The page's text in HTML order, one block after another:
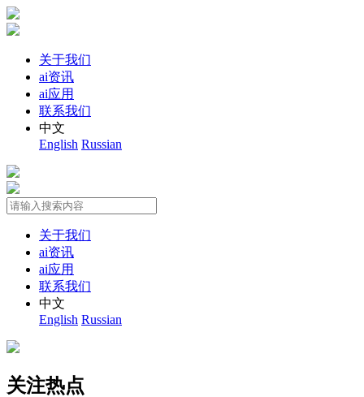
关于我们
ai资讯
ai应用
联系我们
中文
English Russian
关于我们
ai资讯
ai应用
联系我们
中文
English Russian
关注热点